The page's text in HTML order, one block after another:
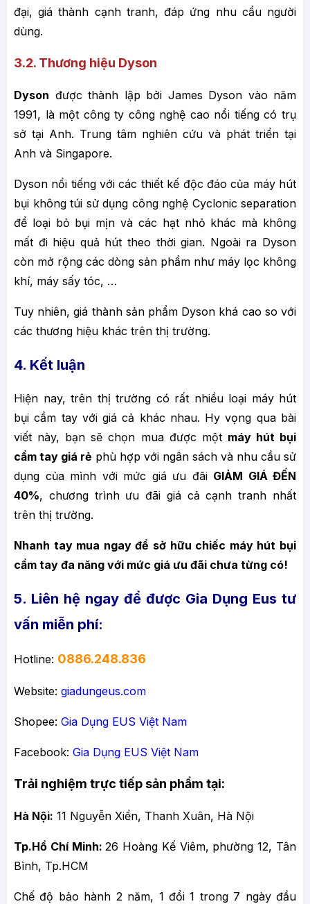
đại, giá thành cạnh tranh, đáp ứng nhu cầu người
dùng.
3.2. Thương hiệu Dyson
Dyson được thành lập bởi James Dyson vào năm
1991, là một công ty công nghệ cao nổi tiếng có trụ
sở tại Anh. Trung tâm nghiên cứu và phát triển tại
Anh và Singapore.
Dyson nổi tiếng với các thiết kế độc đáo của máy hút
bụi không túi sử dụng công nghệ Cyclonic separation
để loại bỏ bụi mịn và các hạt nhỏ khác mà không
mất đi hiệu quả hút theo thời gian. Ngoài ra Dyson
còn mở rộng các dòng sản phẩm như máy lọc không
khí, máy sấy tóc, …
Tuy nhiên, giá thành sản phẩm Dyson khá cao so với
các thương hiệu khác trên thị trường.
4. Kết luận
Hiện nay, trên thị trường có rất nhiều loại máy hút
bụi cầm tay với giá cả khác nhau. Hy vọng qua bài
viết này, bạn sẽ chọn mua được một máy hút bụi
cầm tay giá rẻ phù hợp với ngân sách và nhu cầu sử
dụng của mình với mức giá ưu đãi GIẢM GIÁ ĐẾN
40%, chương trình ưu đãi giá cả cạnh tranh nhất
trên thị trường.
Nhanh tay mua ngay để sở hữu chiếc máy hút bụi
cầm tay đa năng với mức giá ưu đãi chưa từng có!
5. Liên hệ ngay để được Gia Dụng Eus tư
vấn miễn phí:
Hotline: 0886.248.836
Website: giadungeus.com
Shopee: Gia Dụng EUS Việt Nam
Facebook: Gia Dụng EUS Việt Nam
Trải nghiệm trực tiếp sản phẩm tại:
Hà Nội: 11 Nguyễn Xiển, Thanh Xuân, Hà Nội
Tp.Hồ Chí Minh:26 Hoàng Kế Viêm, phường 12, Tân
Bình, Tp.HCM
Chế độ bảo hành 2 năm, 1 đổi 1 trong 7 ngày đầu